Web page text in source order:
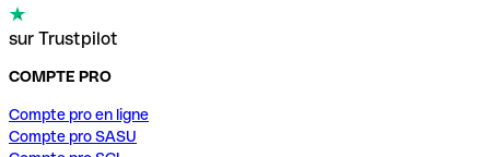
sur Trustpilot
COMPTE PRO
Compte pro en ligne
Compte pro SASU